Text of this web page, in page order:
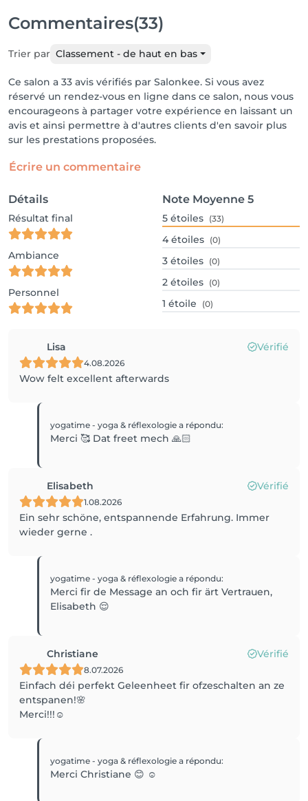
Commentaires(33)
Trier par Classement - de haut en bas
Ce salon a 33 avis vérifiés par Salonkee. Si vous avez
réservé un rendez-vous en ligne dans ce salon, nous vous
encourageons à partager votre expérience en laissant un
avis et ainsi permettre à d'autres clients d'en savoir plus
sur les prestations proposées.
Écrire un commentaire
Détails
Résultat final
Ambiance
Personnel
Note Moyenne 5
5 étoiles (33)
4 étoiles (0)
3 étoiles (0)
2 étoiles (0)
1 étoile (0)
Lisa Vérifié
4.08.2026
Wow felt excellent afterwards
yogatime - yoga & réflexologiea répondu:
Merci 🥰 Dat freet mech 🙏🏻
Elisabeth Vérifié
1.08.2026
Ein sehr schöne, entspannende Erfahrung. Immer
wieder gerne .
yogatime - yoga & réflexologiea répondu:
Merci fir de Message an och fir ärt Vertrauen,
Elisabeth 😌
Christiane Vérifié
8.07.2026
Einfach déi perfekt Geleenheet fir ofzeschalten an ze
entspanen!🌸
Merci!!!☺️
yogatime - yoga & réflexologiea répondu:
Merci Christiane 😊 ☺️